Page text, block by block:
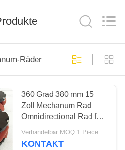
323
Räder
360 Grad 380 mm 15
Zoll Mechanum Rad
Omnidirectional Rad für
AGV Trolley
Verhandelbar MOQ:1 Piece
KONTAKT